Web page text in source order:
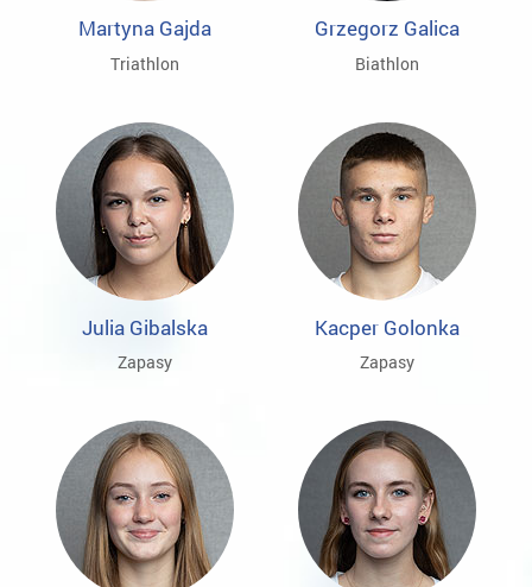
Martyna Gajda
Triathlon
Grzegorz Galica
Biathlon
Julia Gibalska
Zapasy
Kacper Golonka
Zapasy